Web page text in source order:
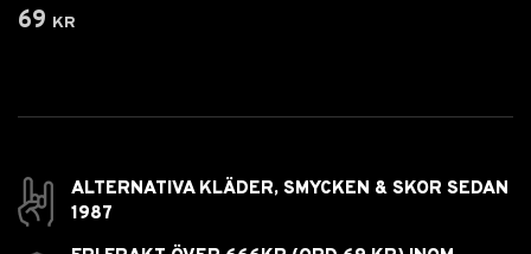
69 kr
ALTERNATIVA KLÄDER, SMYCKEN & SKOR SEDAN
1987